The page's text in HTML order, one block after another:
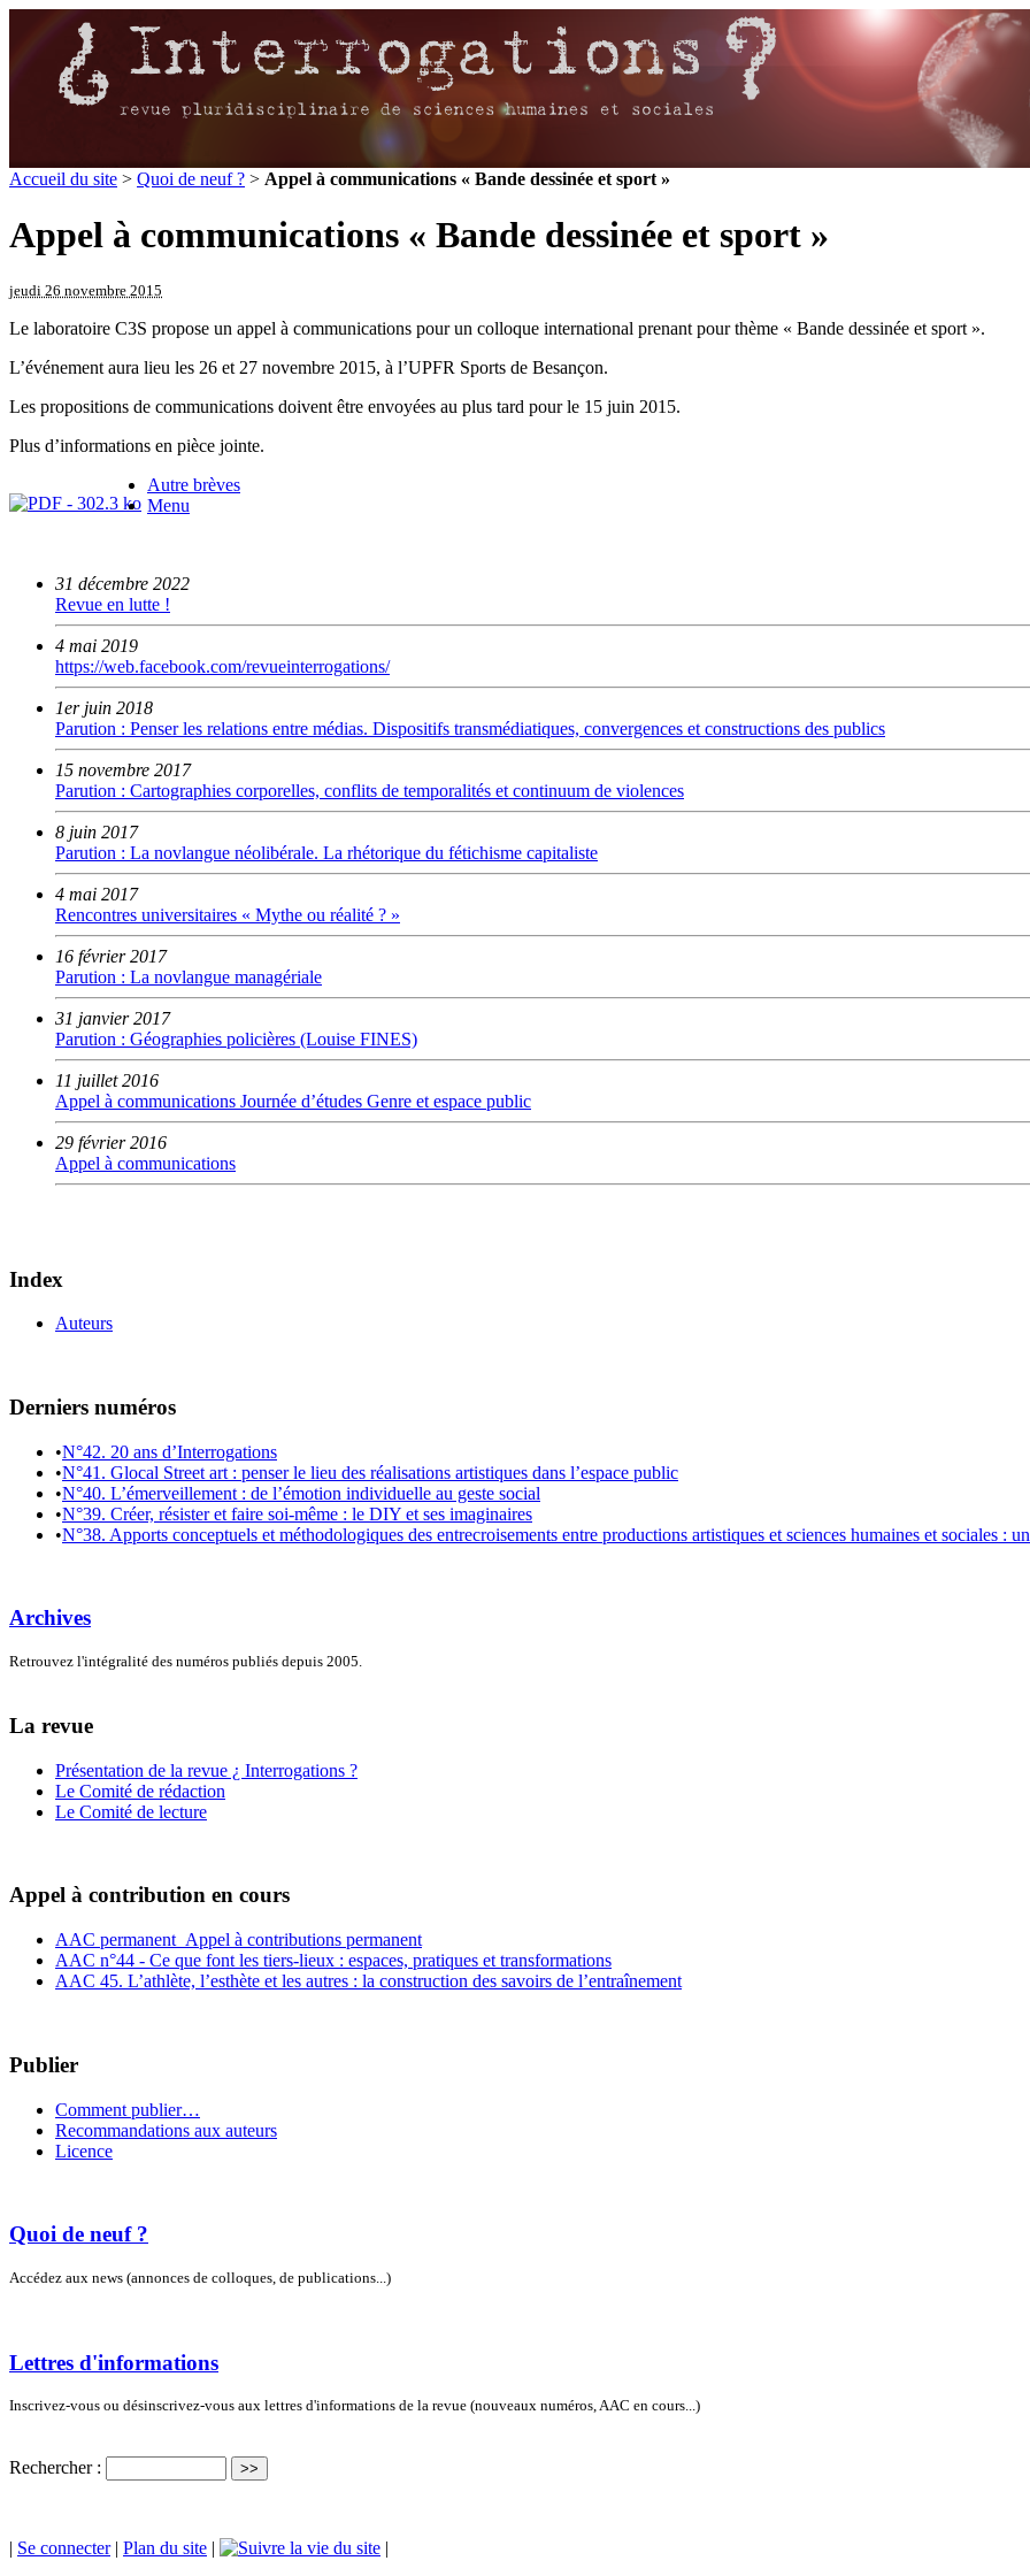
Accueil du site > Quoi de neuf ? > Appel à communications « Bande dessinée et sport »
Appel à communications « Bande dessinée et sport »
jeudi 26 novembre 2015
Le laboratoire C3S propose un appel à communications pour un colloque international prenant pour thème « Bande dessinée et sport ».
L’événement aura lieu les 26 et 27 novembre 2015, à l’UPFR Sports de Besançon.
Les propositions de communications doivent être envoyées au plus tard pour le 15 juin 2015.
Plus d’informations en pièce jointe.
Autre brèves
Menu
31 décembre 2022
Revue en lutte !
4 mai 2019
https://web.facebook.com/revueinterrogations/
1er juin 2018
Parution : Penser les relations entre médias. Dispositifs transmédiatiques, convergences et constructions des publics
15 novembre 2017
Parution : Cartographies corporelles, conflits de temporalités et continuum de violences
8 juin 2017
Parution : La novlangue néolibérale. La rhétorique du fétichisme capitaliste
4 mai 2017
Rencontres universitaires « Mythe ou réalité ? »
16 février 2017
Parution : La novlangue managériale
31 janvier 2017
Parution : Géographies policières (Louise FINES)
11 juillet 2016
Appel à communications Journée d’études Genre et espace public
29 février 2016
Appel à communications
Index
Auteurs
Derniers numéros
•N°42. 20 ans d’Interrogations
•N°41. Glocal Street art : penser le lieu des réalisations artistiques dans l’espace public
•N°40. L’émerveillement : de l’émotion individuelle au geste social
•N°39. Créer, résister et faire soi-même : le DIY et ses imaginaires
•N°38. Apports conceptuels et méthodologiques des entrecroisements entre productions artistiques et sciences humaines et sociales :
Archives
Retrouvez l'intégralité des numéros publiés depuis 2005.
La revue
Présentation de la revue ¿ Interrogations ?
Le Comité de rédaction
Le Comité de lecture
Appel à contribution en cours
AAC permanent_Appel à contributions permanent
AAC n°44 - Ce que font les tiers-lieux : espaces, pratiques et transformations
AAC 45. L’athlète, l’esthète et les autres : la construction des savoirs de l’entraînement
Publier
Comment publier…
Recommandations aux auteurs
Licence
Quoi de neuf ?
Accédez aux news (annonces de colloques, de publications...)
Lettres d'informations
Inscrivez-vous ou désinscrivez-vous aux lettres d'informations de la revue (nouveaux numéros, AAC en cours...)
Rechercher :
| Se connecter| Plan du site | |